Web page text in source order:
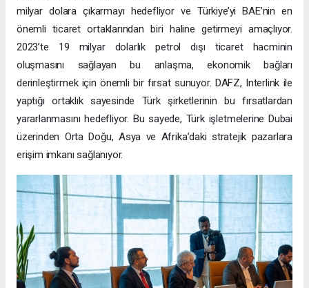
milyar dolara çıkarmayı hedefliyor ve Türkiye’yi BAE’nin en
önemli ticaret ortaklarından biri haline getirmeyi amaçlıyor.
2023’te 19 milyar dolarlık petrol dışı ticaret hacminin
oluşmasını sağlayan bu anlaşma, ekonomik bağları
derinleştirmek için önemli bir fırsat sunuyor. DAFZ, Interlink ile
yaptığı ortaklık sayesinde Türk şirketlerinin bu fırsatlardan
yararlanmasını hedefliyor. Bu sayede, Türk işletmelerine Dubai
üzerinden Orta Doğu, Asya ve Afrika’daki stratejik pazarlara
erişim imkanı sağlanıyor.